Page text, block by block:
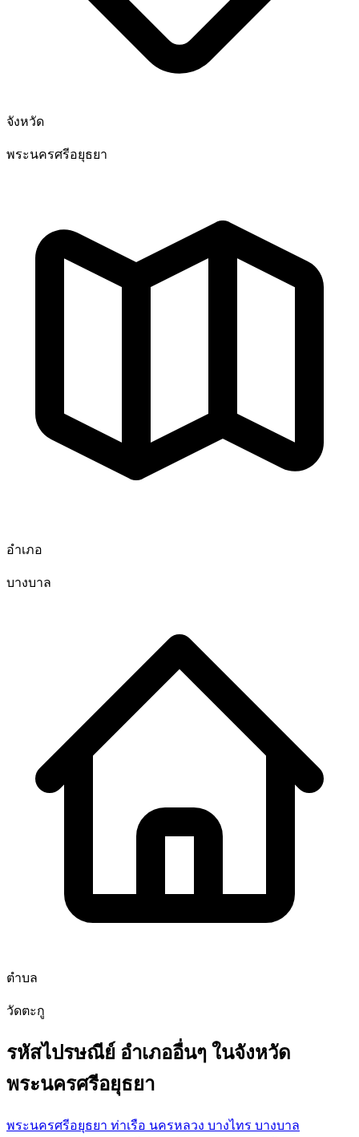
จังหวัด
พระนครศรีอยุธยา
อำเภอ
บางบาล
ตำบล
วัดตะกู
รหัสไปรษณีย์ อำเภออื่นๆ ในจังหวัด
พระนครศรีอยุธยา
พระนครศรีอยุธยา ท่าเรือ นครหลวง บางไทร บางบาล